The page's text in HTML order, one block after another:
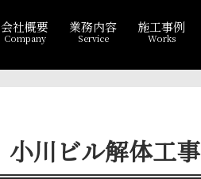
会社概要
Company
業務内容
Service
施工事例
Works
小川ビル解体工事